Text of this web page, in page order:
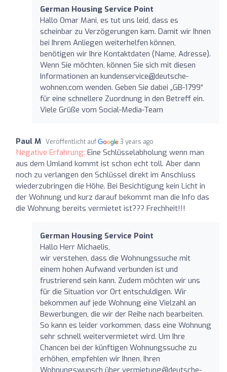
German Housing Service Point
Hallo Omar Mani, es tut uns leid, dass es
scheinbar zu Verzögerungen kam. Damit wir Ihnen
bei Ihrem Anliegen weiterhelfen können,
benötigen wir Ihre Kontaktdaten (Name, Adresse).
Wenn Sie möchten, können Sie sich mit diesen
Informationen an kundenservice@deutsche-
wohnen.com wenden. Geben Sie dabei „GB-1799“
für eine schnellere Zuordnung in den Betreff ein.
Viele Grüße vom Social-Media-Team
Paul M Veröffentlicht auf 3 years ago
Negative Erfahrung: Eine Schlüsselabholung wenn man
aus dem Umland kommt ist schon echt toll. Aber dann
noch zu verlangen den Schlüssel direkt im Anschluss
wiederzubringen die Höhe. Bei Besichtigung kein Licht in
der Wohnung und kurz darauf bekommt man die Info das
die Wohnung bereits vermietet ist??? Frechheit!!!
German Housing Service Point
Hallo Herr Michaelis,
wir verstehen, dass die Wohnungssuche mit
einem hohen Aufwand verbunden ist und
frustrierend sein kann. Zudem möchten wir uns
für die Situation vor Ort entschuldigen. Wir
bekommen auf jede Wohnung eine Vielzahl an
Bewerbungen, die wir der Reihe nach bearbeiten.
So kann es leider vorkommen, dass eine Wohnung
sehr schnell weitervermietet wird. Um Ihre
Chancen bei der künftigen Wohnungssuche zu
erhöhen, empfehlen wir Ihnen, Ihren
Wohnungswunsch über vermietung@deutsche-